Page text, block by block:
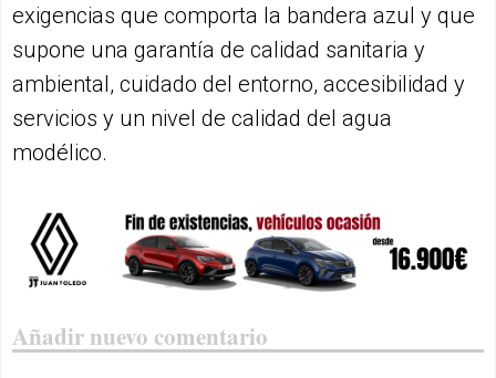
exigencias que comporta la bandera azul y que
supone una garantía de calidad sanitaria y
ambiental, cuidado del entorno, accesibilidad y
servicios y un nivel de calidad del agua
modélico.
Añadir nuevo comentario